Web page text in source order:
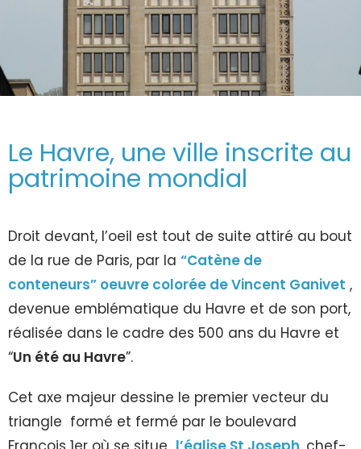
Le Havre, une ville inscrite au
patrimoine mondial
Droit devant, l’oeil est tout de suite attiré au bout
de la rue de Paris, par la “Catène de
conteneurs” oeuvre colorée de Vincent Ganivet ,
devenue emblématique du Havre et de son port,
réalisée dans le cadre des 500 ans du Havre et
“Un été au Havre”.
Cet axe majeur dessine le premier vecteur du
triangle formé et fermé par le boulevard